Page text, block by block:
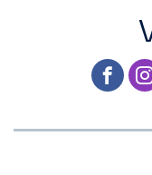
facebook